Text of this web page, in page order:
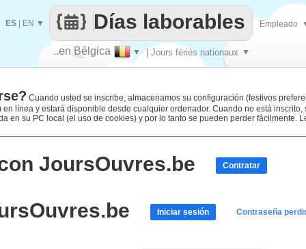
Haz
que
..en Bélgica ▼ | Jours fériés nationaux ▼
Días laborables
ES EN ▼ Empleado
Cuando usted se inscribe, almacenamos su configuración (festivos
línea y estará disponible desde cualquier ordenador. Cuando no está inscrito,
en su PC local (el uso de cookies) y por lo tanto se pueden perder fácilmente.
JoursOuvres.be Contratar
Iniciar sesión Contraseña